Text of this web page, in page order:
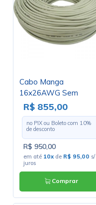
Cabo Manga
16x26AWG Sem
Blindagem - Rolo com
100 Metros
R$ 855,00
no PIX ou Boleto com 10%
de desconto
R$ 950,00
em até 10x de R$ 95,00 s/
juros
Comprar